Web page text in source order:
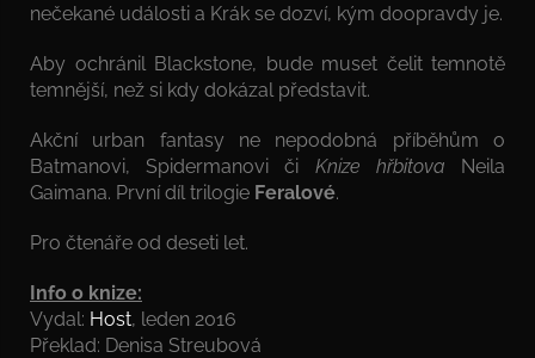
nečekané události a Krák se dozví, kým doopravdy je.
Aby ochránil Blackstone, bude muset čelit temnotě
temnější, než si kdy dokázal představit.
Akční urban fantasy ne nepodobná příběhům o
Batmanovi, Spidermanovi či Knize hřbitova Neila
Gaimana. První díl trilogie Feralové.
Pro čtenáře od deseti let.
Info o knize:
Vydal: Host, leden 2016
Překlad: Denisa Streubová